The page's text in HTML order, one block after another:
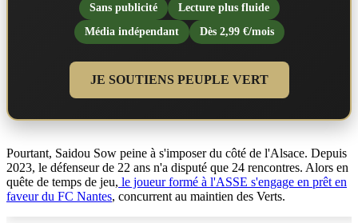
Sans publicité
Lecture plus fluide
Média indépendant
Dès 2,99 €/mois
JE SOUTIENS PEUPLE VERT
Pourtant, Saidou Sow peine à s'imposer du côté de l'Alsace. Depuis
2023, le défenseur de 22 ans n'a disputé que 24 rencontres. Alors en
quête de temps de jeu, le joueur formé à l'ASSE s'engage en prêt en
faveur du FC Nantes, concurrent au maintien des Verts.